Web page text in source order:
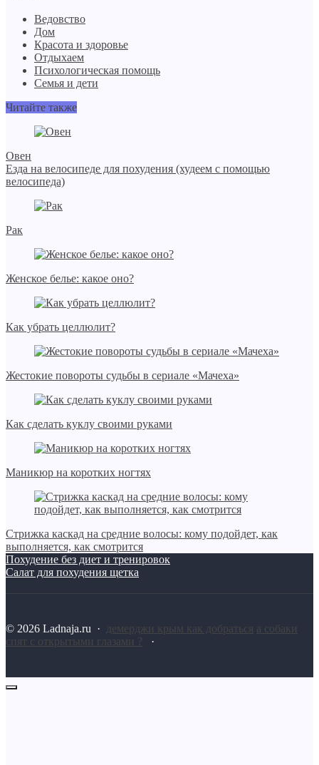
Ведовство
Дом
Красота и здоровье
Отдыхаем
Психологическая помощь
Семья и дети
Читайте также
Овен
Езда на велосипеде для похудения (худеем с помощью
велосипеда)
Рак
Женское белье: какое оно?
Как убрать целлюлит?
Жестокие повороты судьбы в сериале «Мачеха»
Как сделать куклу своими руками
Маникюр на коротких ногтях
Стрижка каскад на средние волосы: кому подойдет, как
выполняется, как смотрится
Похудение без диет и тренировок
Салат для похудения щетка
© 2026 Ladnaja.ru · демерджи крым как добраться а собаки
спят с открытыми глазами ?
·